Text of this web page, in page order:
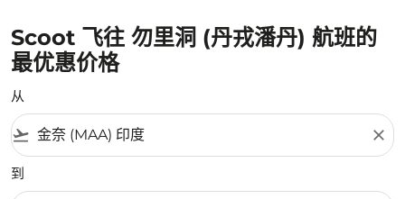
Scoot 飞往 勿里洞 (丹戎潘丹) 航班的
最优惠价格
从
flight_takeoff close
到